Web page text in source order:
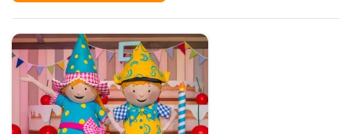
in de operatie, stuurt je team aan en zorgt dat alles